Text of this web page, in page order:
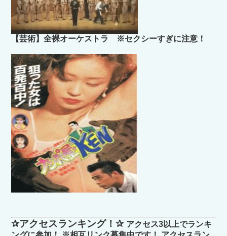
【芸術】全裸オーケストラ ※セクシーすぎに注意！
✰アクセスランキング！✰ アクセス3以上でランキ